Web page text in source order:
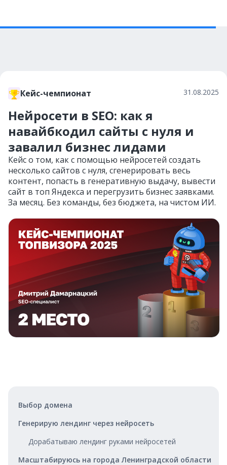
Кейс-чемпионат 31.08.2025
Нейросети в SEO: как я
навайбкодил сайты с нуля и
завалил бизнес лидами
Кейс о том, как с помощью нейросетей создать
несколько сайтов с нуля, сгенерировать весь
контент, попасть в генеративную выдачу, вывести
сайт в топ Яндекса и перегрузить бизнес заявками.
За месяц. Без команды, без бюджета, на чистом ИИ.
Выбор домена
Генерирую лендинг через нейросеть
Дорабатываю лендинг руками нейросетей
Масштабируюсь на города Ленинградской области